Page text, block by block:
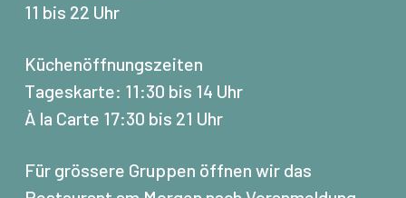
11 bis 22 Uhr
Küchenöffnungszeiten
Tageskarte: 11:30 bis 14 Uhr
À la Carte 17:30 bis 21 Uhr
Für grössere Gruppen öffnen wir das